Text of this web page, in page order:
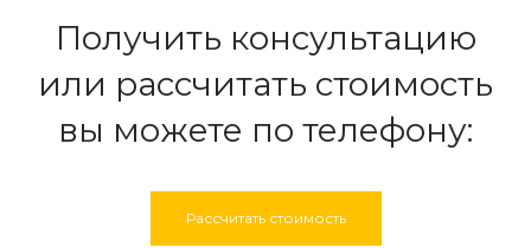
Получить консультацию
или рассчитать стоимость
вы можете по телефону:
Рассчитать стоимость